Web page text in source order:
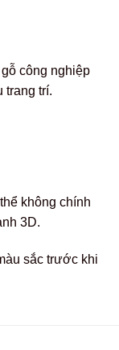
công nghiệp
trang trí.
không chính
3D.
sắc trước khi